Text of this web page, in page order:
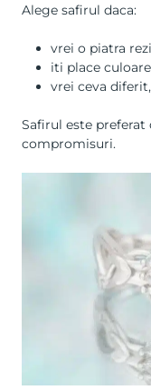
Alege safirul daca:
vrei o piatra
iti place
vrei ceva
Safirul este preferat
compromisuri.